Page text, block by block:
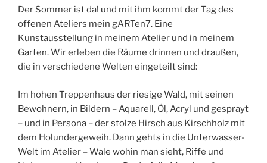
Der Sommer ist da! und mit ihm kommt der Tag des
offenen Ateliers mein gARTen7. Eine
Kunstausstellung in meinem Atelier und in meinem
Garten. Wir erleben die Räume drinnen und draußen,
die in verschiedene Welten eingeteilt sind:
Im hohen Treppenhaus der riesige Wald, mit seinen
Bewohnern, in Bildern – Aquarell, Öl, Acryl und gesprayt
– und in Persona – der stolze Hirsch aus Kirschholz mit
dem Holundergeweih. Dann gehts in die Unterwasser-
Welt im Atelier – Wale wohin man sieht, Riffe und